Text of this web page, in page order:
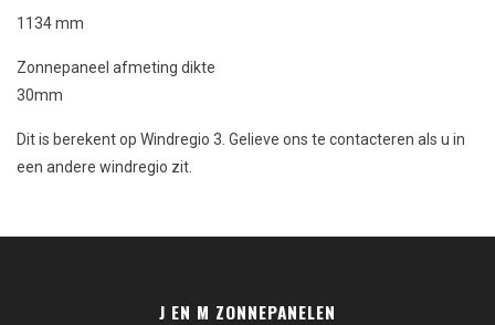
1134 mm
Zonnepaneel afmeting dikte
30mm
Dit is berekent op Windregio 3. Gelieve ons te contacteren als u in
een andere windregio zit.
J EN M ZONNEPANELEN